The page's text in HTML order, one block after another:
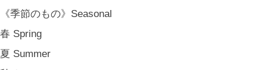
《季節のもの》Seasonal
春 Spring
夏 Summer